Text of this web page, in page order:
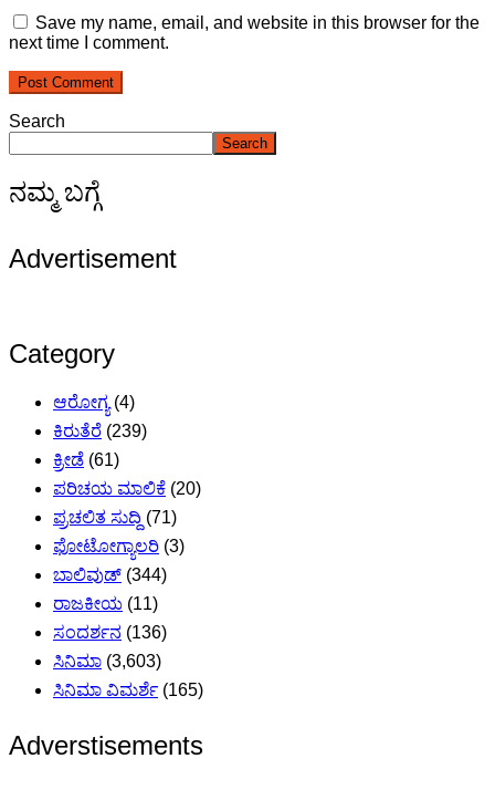
Save my name, email, and website in this browser for the
next time I comment.
Search
Search
ನಮ್ಮ ಬಗ್ಗೆ
Advertisement
Category
ಆರೋಗ್ಯ(4)
ಕಿರುತೆರೆ (239)
ಕ್ರೀಡೆ (61)
ಪರಿಚಯ ಮಾಲಿಕೆ (20)
ಪ್ರಚಲಿತ ಸುದ್ದಿ (71)
ಫೋಟೋಗ್ಯಾಲರಿ (3)
ಬಾಲಿವುಡ್ (344)
ರಾಜಕೀಯ (11)
ಸಂದರ್ಶನ (136)
ಸಿನಿಮಾ (3,603)
ಸಿನಿಮಾ ವಿಮರ್ಶೆ (165)
Adverstisements